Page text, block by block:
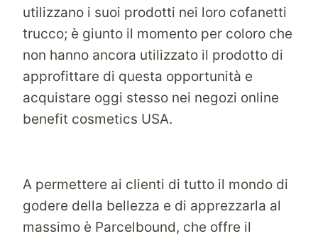
utilizzano i suoi prodotti nei loro cofanetti
trucco; è giunto il momento per coloro che
non hanno ancora utilizzato il prodotto di
approfittare di questa opportunità e
acquistare oggi stesso nei negozi online
benefit cosmetics USA.
A permettere ai clienti di tutto il mondo di
godere della bellezza e di apprezzarla al
massimo è Parcelbound, che offre il